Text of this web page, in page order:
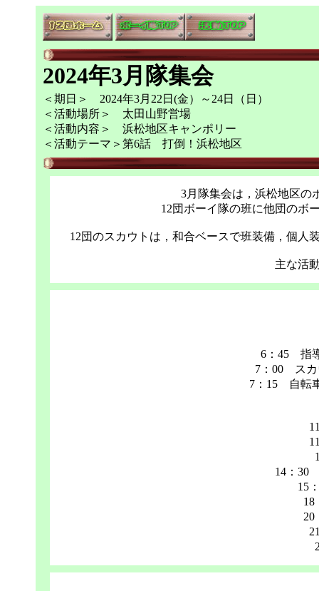
2024年3月隊集会
＜期日＞ 2024年3月22日(金）～24日（日）
＜活動場所＞ 太田山野営場
＜活動内容＞ 浜松地区キャンポリー
＜活動テーマ＞第6話 打倒！浜松地区
3月隊集会は，浜松地区の
12団ボーイ隊の班に他団のボ
12団のスカウトは，和合ベースで班装備，個人
主な活
6：45 指
7：00 スカ
7：15 自転
14：30
15